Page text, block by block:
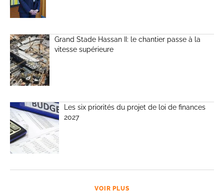
Grand Stade Hassan II: le chantier passe à la
vitesse supérieure
Les six priorités du projet de loi de finances
2027
VOIR PLUS